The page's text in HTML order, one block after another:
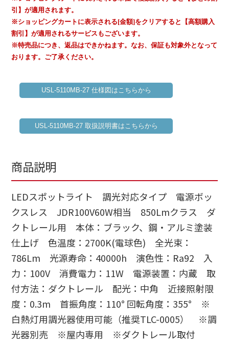
引】が適用されます。
※ショッピングカートに表示される[金額]をクリアすると【高額購入
割引】が適用されるサービスもございます。
※特売品につき、返品はできかねます。なお、保証も対象外となって
おります。ご了承ください。
USL-5110MB-27 仕様図はこちらから
USL-5110MB-27 取扱説明書はこちらから
商品説明
LEDスポットライト 調光対応タイプ 電源ボッ
クスレス JDR100V60W相当 850Lmクラス ダ
クトレール用 本体：ブラック、鋼・アルミ塗装
仕上げ 色温度：2700K(電球色) 全光束：
786Lm 光源寿命：40000h 演色性：Ra92 入
力：100V 消費電力：11W 電源装置：内蔵 取
付方法：ダクトレール 配光：中角 近接照射限
度：0.3m 首振角度：110° 回転角度：355° ※
白熱灯用調光器使用可能（推奨TLC-0005） ※調
光器別売 ※屋内専用 ※ダクトレール取付